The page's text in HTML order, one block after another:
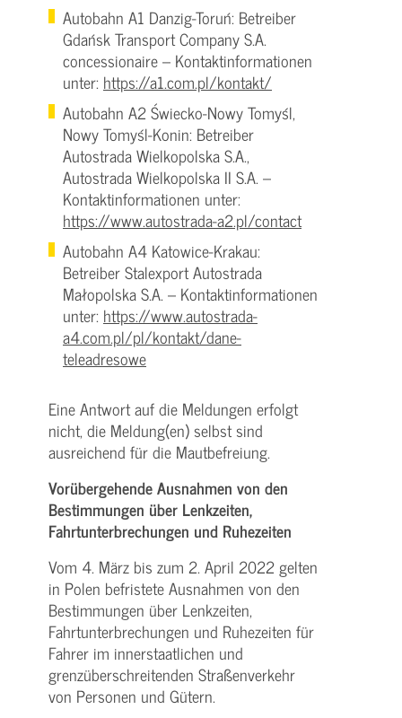
Autobahn A1 Danzig-Toruń: Betreiber
Gdańsk Transport Company S.A.
concessionaire – Kontaktinformationen
unter: https://a1.com.pl/kontakt/
Autobahn A2 Świecko-Nowy Tomyśl,
Nowy Tomyśl-Konin: Betreiber
Autostrada Wielkopolska S.A.,
Autostrada Wielkopolska II S.A. –
Kontaktinformationen unter:
https://www.autostrada-a2.pl/contact
Autobahn A4 Katowice-Krakau:
Betreiber Stalexport Autostrada
Małopolska S.A. – Kontaktinformationen
unter: https://www.autostrada-
a4.com.pl/pl/kontakt/dane-
teleadresowe
Eine Antwort auf die Meldungen erfolgt
nicht, die Meldung(en) selbst sind
ausreichend für die Mautbefreiung.
Vorübergehende Ausnahmen von den
Bestimmungen über Lenkzeiten,
Fahrtunterbrechungen und Ruhezeiten
Vom 4. März bis zum 2. April 2022 gelten
in Polen befristete Ausnahmen von den
Bestimmungen über Lenkzeiten,
Fahrtunterbrechungen und Ruhezeiten für
Fahrer im innerstaatlichen und
grenzüberschreitenden Straßenverkehr
von Personen und Gütern.